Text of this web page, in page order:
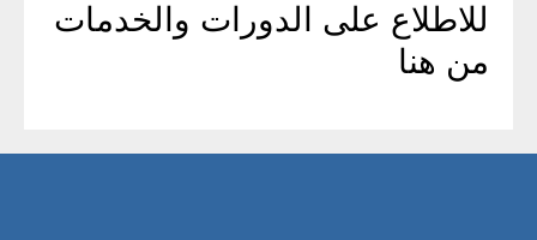
للاطلاع على الدورات والخدمات
من هنا